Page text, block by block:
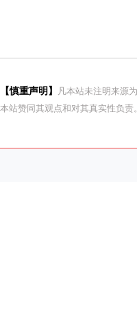
【慎重声明】
凡本站未注明来源
本站赞同其观点和对其真实性负